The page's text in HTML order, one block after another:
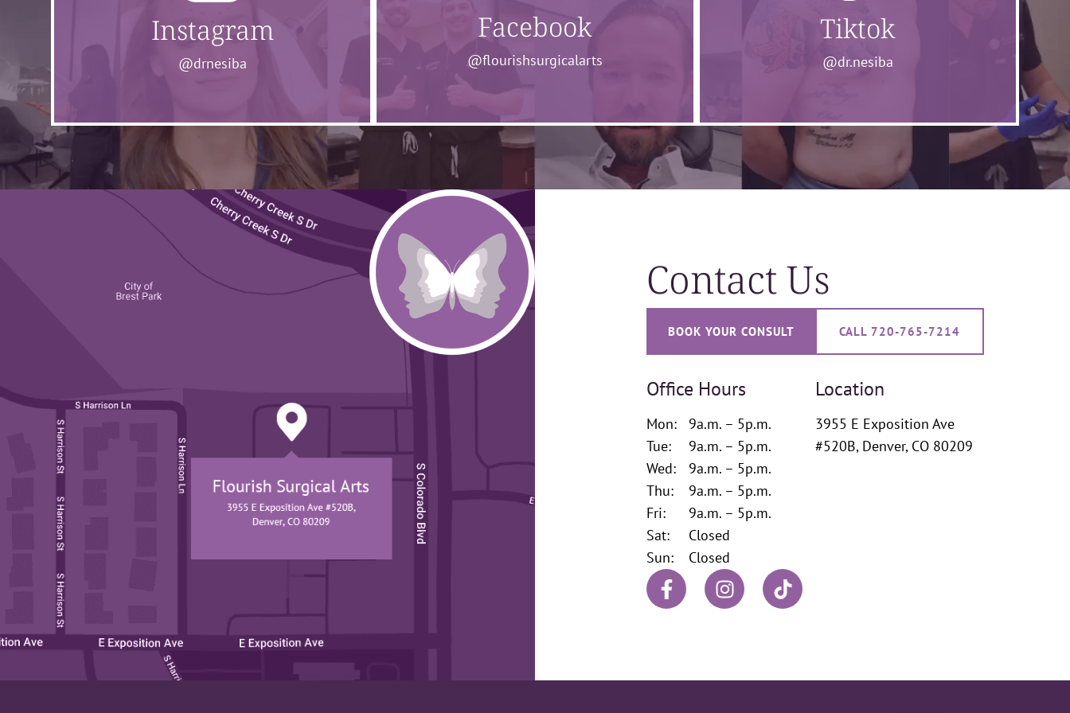
Instagram
@drnesiba
Facebook
@flourishsurgicalarts
Tiktok
@dr.nesiba
Contact Us
BOOK YOUR CONSULT
Office Hours
Mon:
9a.m. – 5p.m.
Tue:
9a.m. – 5p.m.
Wed:
9a.m. – 5p.m.
Thu:
9a.m. – 5p.m.
Fri:
9a.m. – 5p.m.
Sat:
Closed
Sun:
Closed
CALL 720-765-7214
Location
3955 E Exposition Ave
#520B, Denver, CO 80209